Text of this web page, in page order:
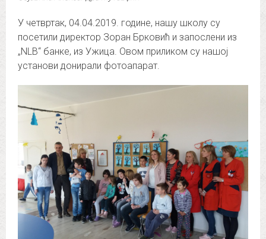
У четвртак, 04.04.2019. године, нашу школу су
посетили директор Зоран Брковић и запослени из
„NLB“ банке, из Ужица. Овом приликом су нашој
установи донирали фотоапарат.